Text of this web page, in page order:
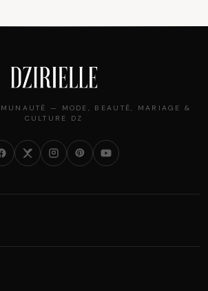
— MODE, BEAUTÉ, MARIAGE &
CULTURE DZ